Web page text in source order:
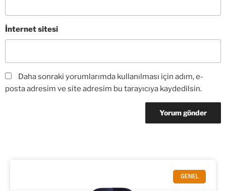
İnternet sitesi
Daha sonraki yorumlarımda kullanılması için adım, e-
posta adresim ve site adresim bu tarayıcıya kaydedilsin.
GENEL